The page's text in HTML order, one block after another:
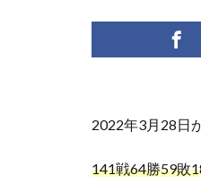
2022年3月28日
141戦64勝59敗